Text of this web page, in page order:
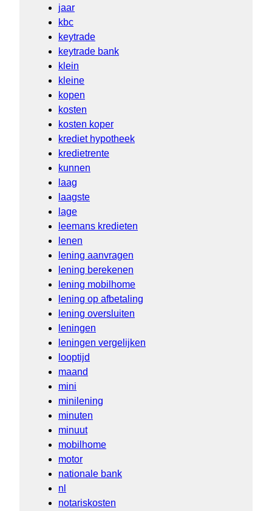
jaar
kbc
keytrade
keytrade bank
klein
kleine
kopen
kosten
kosten koper
krediet hypotheek
kredietrente
kunnen
laag
laagste
lage
leemans kredieten
lenen
lening aanvragen
lening berekenen
lening mobilhome
lening op afbetaling
lening oversluiten
leningen
leningen vergelijken
looptijd
maand
mini
minilening
minuten
minuut
mobilhome
motor
nationale bank
nl
notariskosten